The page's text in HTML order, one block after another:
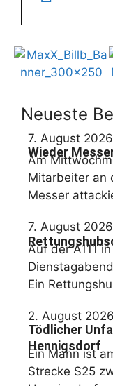
Neueste
7. August 2026
Wieder
Am
Mitarbeiter an
Messer
7. August 2026
Auf der A111
Ein
2. August 2026
Tödlicher
Hennigsdorf
Ein Mann ist
Strecke S25